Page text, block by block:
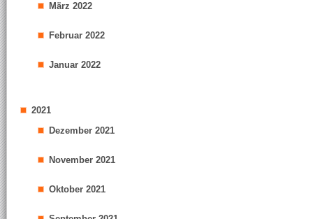
März 2022
Februar 2022
Januar 2022
2021
Dezember 2021
November 2021
Oktober 2021